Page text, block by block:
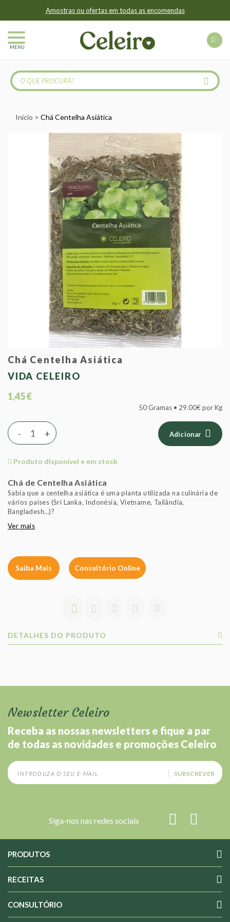
Amostras ou ofertas em todas as encomendas
MENU
Início Chá Centelha Asiática
Chá Centelha Asiática
VIDA CELEIRO
1,45 €
50 Gramas • 29.00€ por Kg
+
- Adicionar
Produto disponível e em stock
Chá de Centelha Asiática
Sabia que a centelha asiática é uma planta utilizada na culinária de
vários países (Sri Lanka, Indonésia, Vietname, Tailândia,
Bangladesh…)?
Ver mais
Saiba Mais Consultório Online
DETALHES DO PRODUTO
Newsletter Celeiro
Receba as nossas newsletters e fique a par
de todas as novidades e promoções Celeiro
SUBSCREVER
Siga-nos nas redes sociais
PRODUTOS
RECEITAS
CONSULTÓRIO